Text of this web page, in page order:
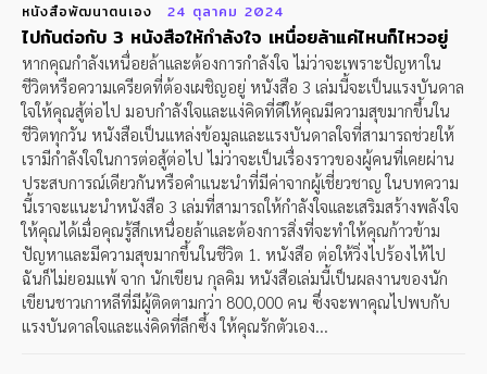
หนังสือพัฒนาตนเอง 24 ตุลาคม 2024
ไปกันต่อกับ 3 หนังสือให้กำลังใจ เหนื่อยล้าแค่ไหนก็ไหวอยู่
หากคุณกำลังเหนื่อยล้าและต้องการกำลังใจ ไม่ว่าจะเพราะปัญหาใน
ชีวิตหรือความเครียดที่ต้องเผชิญอยู่ หนังสือ 3 เล่มนี้จะเป็นแรงบันดาล
ใจให้คุณสู้ต่อไป มอบกำลังใจและแง่คิดที่ดีให้คุณมีความสุขมากขึ้นใน
ชีวิตทุกวัน หนังสือเป็นแหล่งข้อมูลและแรงบันดาลใจที่สามารถช่วยให้
เรามีกำลังใจในการต่อสู้ต่อไป ไม่ว่าจะเป็นเรื่องราวของผู้คนที่เคยผ่าน
ประสบการณ์เดียวกันหรือคำแนะนำที่มีค่าจากผู้เชี่ยวชาญ ในบทความ
นี้เราจะแนะนำหนังสือ 3 เล่มที่สามารถให้กำลังใจและเสริมสร้างพลังใจ
ให้คุณได้เมื่อคุณรู้สึกเหนื่อยล้าและต้องการสิ่งที่จะทำให้คุณก้าวข้าม
ปัญหาและมีความสุขมากขึ้นในชีวิต 1. หนังสือ ต่อให้วิ่งไปร้องไห้ไป
ฉันก็ไม่ยอมแพ้ จาก นักเขียน กุลคิม หนังสือเล่มนี้เป็นผลงานของนัก
เขียนชาวเกาหลีที่มีผู้ติดตามกว่า 800,000 คน ซึ่งจะพาคุณไปพบกับ
แรงบันดาลใจและแง่คิดที่ลึกซึ้ง ให้คุณรักตัวเอง...